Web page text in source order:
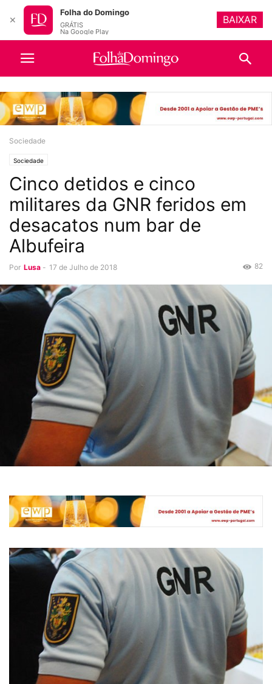
Sociedade
Sociedade
Cinco detidos e cinco
militares da GNR feridos em
desacatos num bar de
Albufeira
Por Lusa - 17 de Julho de 2018 82
✕
Folha do Domingo
GRÁTIS
Na Google Play
BAIXAR